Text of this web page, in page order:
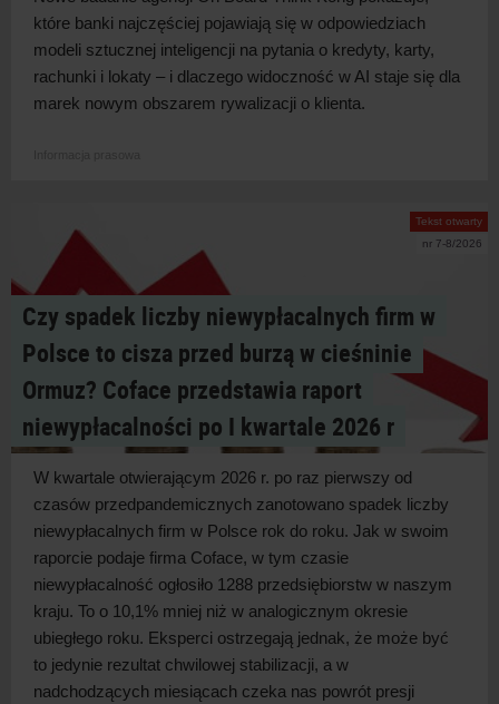
które banki najczęściej pojawiają się w odpowiedziach
modeli sztucznej inteligencji na pytania o kredyty, karty,
rachunki i lokaty – i dlaczego widoczność wAI staje się dla
marek nowym obszarem rywalizacji o klienta.
Tekst otwarty
nr 7-8/2026
Czy spadek liczby niewypłacalnych firm w
Polsce to cisza przed burzą w cieśninie
Ormuz? Coface przedstawia raport
niewypłacalności po I kwartale 2026 r
W kwartale otwierającym 2026 r. po raz pierwszy od
czasów przedpandemicznych zanotowano spadek liczby
niewypłacalnych firm w Polsce rok do roku. Jak w swoim
raporcie podaje firma Coface, w tym czasie
niewypłacalność ogłosiło 1288 przedsiębiorstw w naszym
kraju. To o 10,1% mniej niż w analogicznym okresie
ubiegłego roku. Eksperci ostrzegają jednak, że może być
to jedynie rezultat chwilowej stabilizacji, a w
nadchodzących miesiącach czeka nas powrót presji